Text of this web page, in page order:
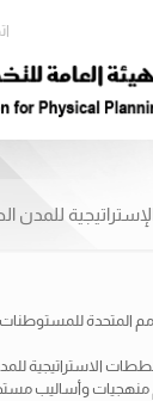
للمدن
المتحدة للمستوطنات
الاستراتيجية
منهجيات وأساليب